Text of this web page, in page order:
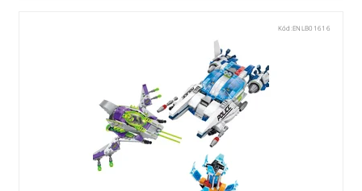
Kód:ENLB01616